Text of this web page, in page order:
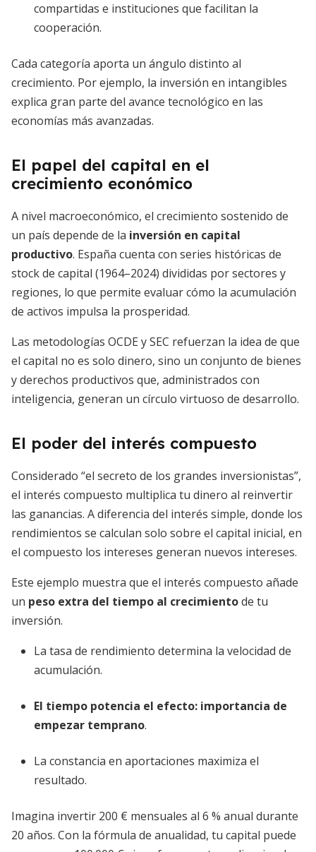
compartidas e instituciones que facilitan la
cooperación.
Cada categoría aporta un ángulo distinto al
crecimiento. Por ejemplo, la inversión en intangibles
explica gran parte del avance tecnológico en las
economías más avanzadas.
El papel del capital en el
crecimiento económico
A nivel macroeconómico, el crecimiento sostenido de
un país depende de la inversión en capital
productivo. España cuenta con series históricas de
stock de capital (1964–2024) divididas por sectores y
regiones, lo que permite evaluar cómo la acumulación
de activos impulsa la prosperidad.
Las metodologías OCDE y SEC refuerzan la idea de que
el capital no es solo dinero, sino un conjunto de bienes
y derechos productivos que, administrados con
inteligencia, generan un círculo virtuoso de desarrollo.
El poder del interés compuesto
Considerado “el secreto de los grandes inversionistas”,
el interés compuesto multiplica tu dinero al reinvertir
las ganancias. A diferencia del interés simple, donde los
rendimientos se calculan solo sobre el capital inicial, en
el compuesto los intereses generan nuevos intereses.
Este ejemplo muestra que el interés compuesto añade
un peso extra del tiempo al crecimientode tu
inversión.
La tasa de rendimiento determina la velocidad de
acumulación.
El tiempo potencia el efecto: importancia de
empezar temprano.
La constancia en aportaciones maximiza el
resultado.
Imagina invertir 200 € mensuales al 6 % anual durante
20 años. Con la fórmula de anualidad, tu capital puede